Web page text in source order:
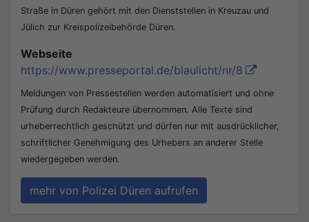
Straße in Düren gehört mit den Dienststellen in Kreuzau und
Jülich zur Kreispolizeibehörde Düren.
Webseite
https://www.presseportal.de/blaulicht/nr/8
Meldungen von Pressestellen werden automatisiert und ohne
Prüfung durch Redakteure übernommen. Alle Texte sind
urheberrechtlich geschützt und dürfen nur mit ausdrücklicher,
schriftlicher Genehmigung des Urhebers an anderer Stelle
wiedergegeben werden.
mehr von Polizei Düren aufrufen